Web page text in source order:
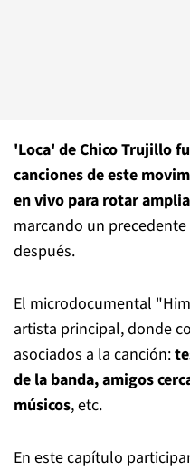
'Loca' de Chico Trujillo
canciones de este
en vivo para rotar
marcando un
después.
El microdocumental
artista principal, donde
asociados a la canción:
de la banda, amigos
músicos, etc.
En este capítulo